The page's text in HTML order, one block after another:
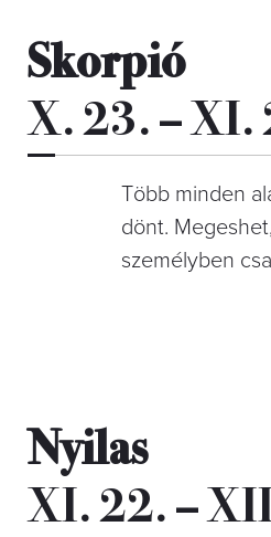
Skorpió
X. 23. – XI.
Több minden
dönt.
személyben
Nyilas
XI. 22. –